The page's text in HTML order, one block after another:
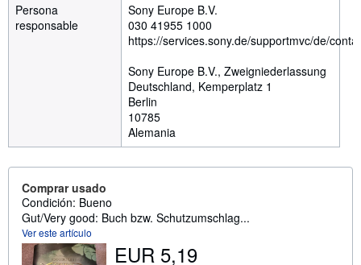
Persona
responsable
Sony Europe B.V.
030 41955 1000
https://services.sony.de/supportmvc/de/
Sony Europe B.V., Zweigniederlassung
Deutschland, Kemperplatz 1
Berlin
10785
Alemania
Comprar usado
Condición: Bueno
Gut/Very good: Buch bzw. Schutzumschlag...
Ver este artículo
EUR 5,19